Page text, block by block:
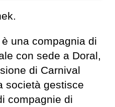
una compagnia di
con sede a Doral,
di Carnival
società gestisce
compagnie di